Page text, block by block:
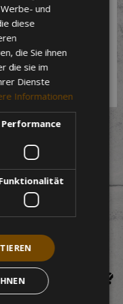
T-Shirt
24,99 €
und
diese
die Sie ihnen
die sie im
Dienste
Informationen
Performance